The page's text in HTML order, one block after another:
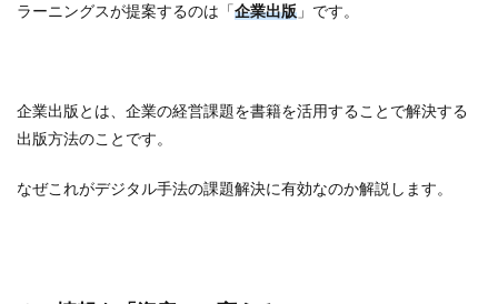
ラーニングスが提案するのは「企業出版 」です。
企業出版とは、企業の経営課題を書籍を活用することで解決する
出版方法のことです。
なぜこれがデジタル手法の課題解決に有効なのか解説します。